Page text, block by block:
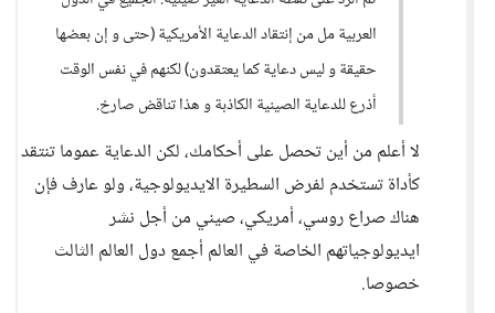
العربية مل من إنتقاد الدعاية الأمريكية (حتى و إن بعضها
حقيقة و ليس دعاية كما يعتقدون) لكنهم في نفس الوقت
أذرع للدعاية الصينية الكاذبة و هذا تناقض صارخ.
لا أعلم من أين تحصل على أحكامك، لكن الدعاية عموما تنتقد
كأداة تستخدم لفرض السطيرة الايديولوجية، ولو عارف فإن
هناك صراع روسي، أمريكي، صيني من أجل نشر
ايديولوجياتهم الخاصة في العالم أجمع دول العالم الثالث
خصوصا.